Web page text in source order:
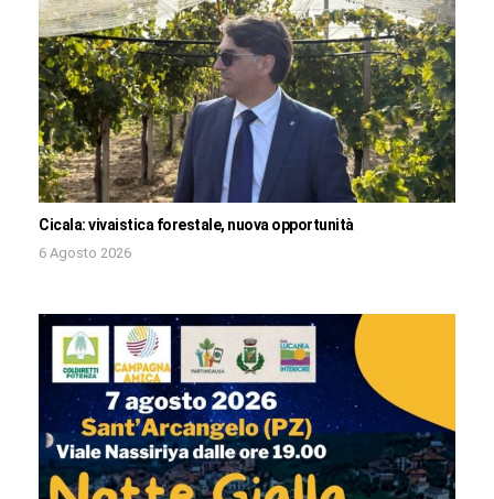
Cicala: vivaistica forestale, nuova opportunità
6 Agosto 2026